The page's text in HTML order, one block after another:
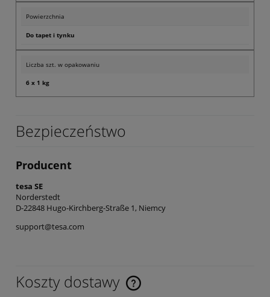
Powierzchnia
Do tapet i tynku
Liczba szt. w opakowaniu
6 x 1 kg
Bezpieczeństwo
Producent
tesa SE
Norderstedt
D-22848 Hugo-Kirchberg-Straße 1, Niemcy
support@tesa.com
Koszty dostawy
Cena nie zawiera ewentualnych kosztów płatności